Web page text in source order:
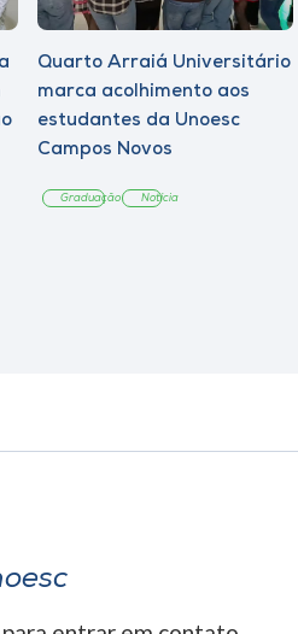
Quarto Arraiá Universitário
marca acolhimento aos
estudantes da Unoesc
Campos Novos
Graduação Notícia